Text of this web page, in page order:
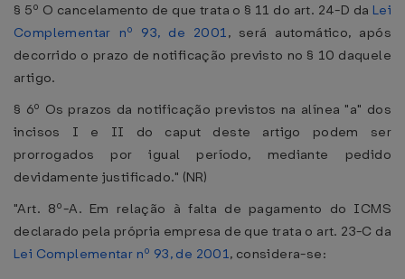
§ 5º O cancelamento de que trata o § 11 do art. 24-D da Lei
Complementar nº 93, de 2001, será automático, após
decorrido o prazo de notificação previsto no § 10 daquele
artigo.
§ 6º Os prazos da notificação previstos na alínea "a" dos
incisos I e II do caput deste artigo podem ser
prorrogados por igual período, mediante pedido
devidamente justificado." (NR)
"Art. 8º-A. Em relação à falta de pagamento do ICMS
declarado pela própria empresa de que trata o art. 23-C da
Lei Complementar nº 93, de 2001, considera-se: